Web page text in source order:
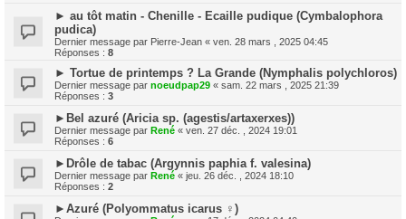
► au tôt matin - Chenille - Ecaille pudique (Cymbalophora
pudica)
Dernier message par Pierre-Jean « ven. 28 mars , 2025 04:45
Réponses : 8
► Tortue de printemps ? La Grande (Nymphalis polychloros)
Dernier message par noeudpap29 « sam. 22 mars , 2025 21:39
Réponses : 3
►Bel azuré (Aricia sp. (agestis/artaxerxes))
Dernier message par René « ven. 27 déc. , 2024 19:01
Réponses : 6
►Drôle de tabac (Argynnis paphia f. valesina)
Dernier message par René « jeu. 26 déc. , 2024 18:10
Réponses : 2
►Azuré (Polyommatus icarus ♀)